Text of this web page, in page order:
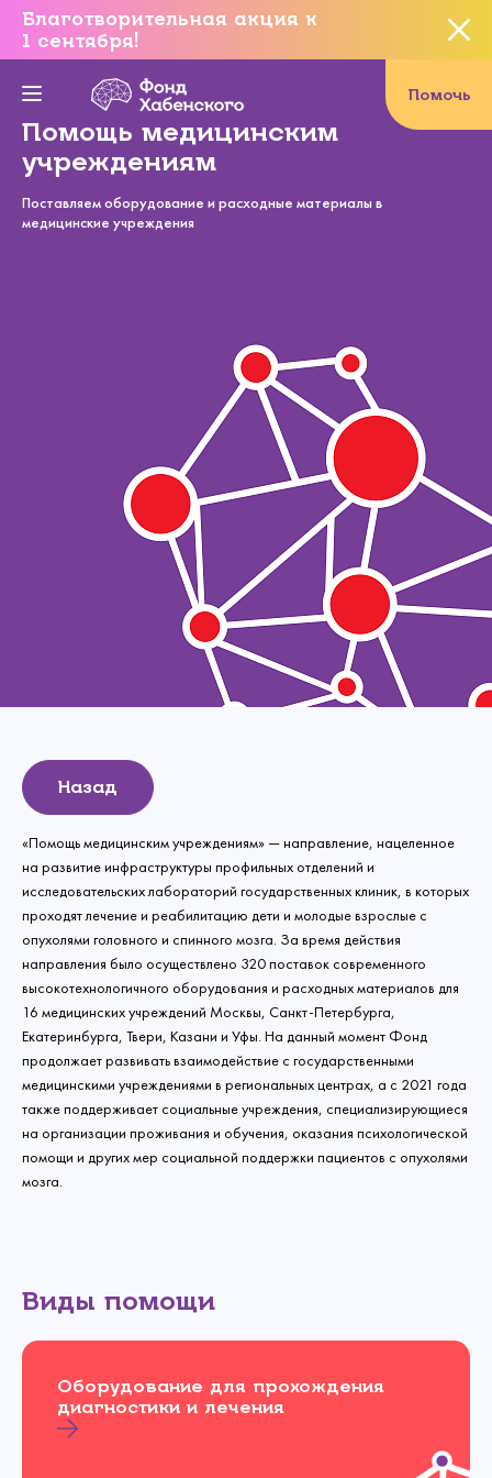
Благотворительная акция к
1 сентября!
Помочь
Помощь медицинским
учреждениям
Поставляем оборудование и расходные материалы в
медицинские учреждения
Назад
«Помощь медицинским учреждениям» — направление, нацеленное
на развитие инфраструктуры профильных отделений и
исследовательских лабораторий государственных клиник, в которых
проходят лечение и реабилитацию дети и молодые взрослые с
опухолями головного и спинного мозга. За время действия
направления было осуществлено 320 поставок современного
высокотехнологичного оборудования и расходных материалов для
16 медицинских учреждений Москвы, Санкт-Петербурга,
Екатеринбурга, Твери, Казани и Уфы. На данный момент Фонд
продолжает развивать взаимодействие с государственными
медицинскими учреждениями в региональных центрах, а с 2021 года
также поддерживает социальные учреждения, специализирующиеся
на организации проживания и обучения, оказания психологической
помощи и других мер социальной поддержки пациентов с опухолями
мозга.
Виды помощи
Оборудование для прохождения
диагностики и лечения
Вы уверены, что хотите
завершить данное событие?
Да, уверен